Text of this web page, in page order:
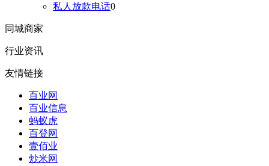
私人放款电话0
同城商家
行业资讯
友情链接
百业网
百业信息
蚂蚁虎
百登网
壹佰业
炒米网